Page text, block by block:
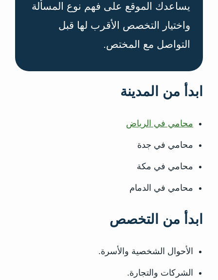
يساعدك الموقع على فهم نوع المسألة
واختيار التخصص الأقرب لها قبل
التواصل مع المختص.
ابدأ من المدينة
محامي في الرياض
محامي في جدة
محامي في مكة
محامي في الدمام
ابدأ من التخصص
الأحوال الشخصية والأسرة.
الشركات والتجارة.